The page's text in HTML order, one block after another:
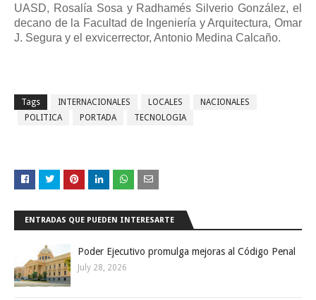
UASD, Rosalía Sosa y Radhamés Silverio González, el
decano de la Facultad de Ingeniería y Arquitectura, Omar
J. Segura y el exvicerrector, Antonio Medina Calcaño.
Tags INTERNACIONALES LOCALES
NACIONALES
POLITICA
PORTADA TECNOLOGIA
ENTRADAS QUE PUEDEN INTERESARTE
Poder Ejecutivo promulga mejoras al Código Penal
July 28, 2026